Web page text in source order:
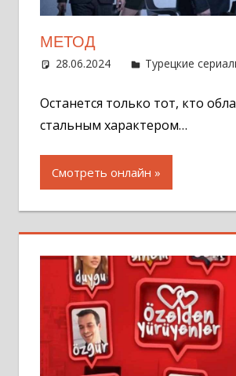
МЕТОД
28.06.2024 Администратор
Турецкие
Останется только тот, кто
стальным характером…
Смотреть онлайн